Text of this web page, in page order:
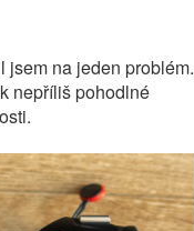
jsem na jeden problém.
nepříliš pohodlné